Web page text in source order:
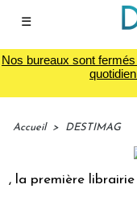
☰
Nos bureaux sont
Accueil > DESTIMAG
première librairie